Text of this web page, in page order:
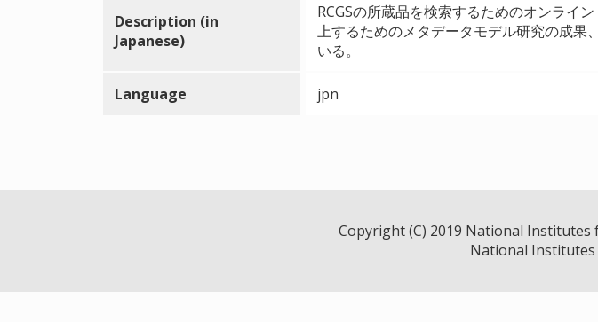
Description (in
Japanese)
RCGSの所蔵品を検索するためのオンライ
上するためのメタデータモデル研究の成果
いる。
Language jpn
Copyright (C) 2019 National Institutes
National